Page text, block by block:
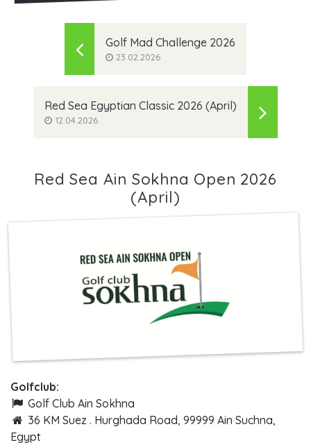
Golf Mad Challenge 2026
23.02.2026
Red Sea Egyptian Classic 2026 (April)
12.04.2026
Red Sea Ain Sokhna Open 2026
(April)
Golfclub:
Golf Club Ain Sokhna
36 KM Suez . Hurghada Road, 99999 Ain Suchna,
Egypt